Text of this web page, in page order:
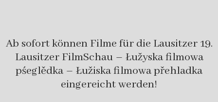
Ab sofort können Filme für die Lausitzer 19.
Lausitzer FilmSchau – Łužyska filmowa
pśeglědka – Łužiska filmowa přehladka
eingereicht werden!